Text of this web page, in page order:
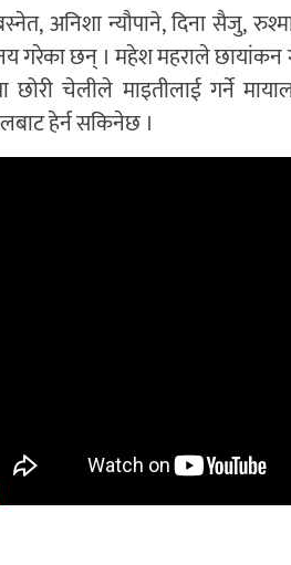
अनिशा न्यौपाने, दिना सैजु,
गरेका छन् । महेश महराले छायांकन
छोरी चेलीले माइतीलाई गर्ने
हेर्न सकिनेछ ।